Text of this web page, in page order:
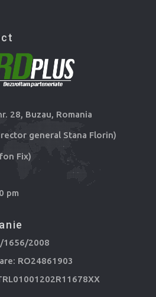
28, Buzau, Romania
general Stana Florin)
Fix)
pm
1656/2008
RO24861903